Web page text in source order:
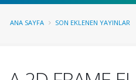
ANA SAYFA SON EKLENEN YAYINLAR